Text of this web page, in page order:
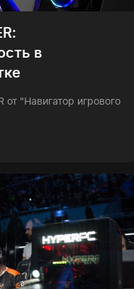
в
от "Навигатор игрового